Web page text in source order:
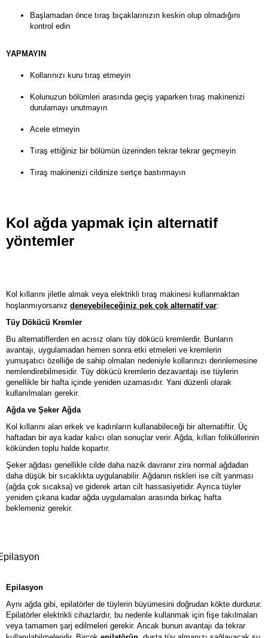
Başlamadan önce tıraş bıçaklarınızın keskin olup olmadığını
kontrol edin
YAPMAYIN
Kollarınızı kuru tıraş etmeyin
Kolunuzun bölümleri arasında geçiş yaparken tıraş makinenizi
durulamayı unutmayın
Acele etmeyin
Tıraş ettiğiniz bir bölümün üzerinden tekrar tekrar geçmeyin
Tıraş makinenizi cildinize sertçe bastırmayın
Kol ağda yapmak için alternatif
yöntemler
Kol kıllarını jiletle almak veya elektrikli tıraş makinesi kullanmaktan
hoşlanmıyorsanız deneyebileceğiniz pek çok alternatif var:
Tüy Dökücü Kremler
Bu alternatiflerden en acısız olanı tüy dökücü kremlerdir. Bunların
avantajı, uygulamadan hemen sonra etki etmeleri ve kremlerin
yumuşatıcı özelliğe de sahip olmaları nedeniyle kollarınızı derinlemesine
nemlendirebilmesidir. Tüy dökücü kremlerin dezavantajı ise tüylerin
genellikle bir hafta içinde yeniden uzamasıdır. Yani düzenli olarak
kullanılmaları gerekir.
Ağda ve Şeker Ağda
Kol kıllarını alan erkek ve kadınların kullanabileceği bir alternatiftir. Üç
haftadan bir aya kadar kalıcı olan sonuçlar verir. Ağda, kılları foliküllerinin
kökünden toplu halde kopartır.
Şeker ağdası genellikle cilde daha nazik davranır zira normal ağdadan
daha düşük bir sıcaklıkta uygulanabilir. Ağdanın riskleri ise cilt yanması
(ağda çok sıcaksa) ve giderek artan cilt hassasiyetidir. Ayrıca tüyler
yeniden çıkana kadar ağda uygulamaları arasında birkaç hafta
beklemeniz gerekir.
Epilasyon
Aynı ağda gibi, epilatörler de tüylerin büyümesini doğrudan kökte durdurur.
Epilatörler elektrikli cihazlardır, bu nedenle kullanmak için fişe takılmaları
veya tamamen şarj edilmeleri gerekir. Ancak bunun avantajı da tekrar